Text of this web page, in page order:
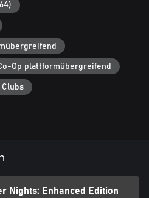
Op plattformübergreifend
Clubs
Nights: Enhanced Edition